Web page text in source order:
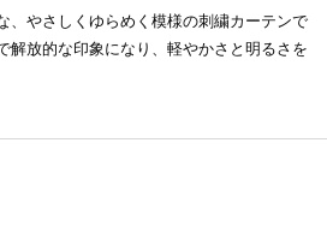
、やさしくゆらめく模様の刺繍カーテンで
解放的な印象になり、軽やかさと明るさを